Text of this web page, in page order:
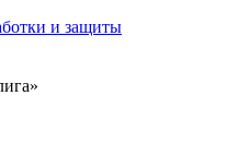
и защиты